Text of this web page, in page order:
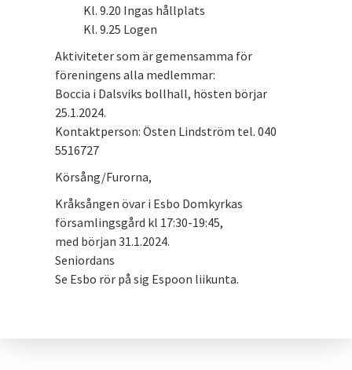
Kl. 9.20 Ingas hållplats
Kl. 9.25 Logen
Aktiviteter som är gemensamma för
föreningens alla medlemmar:
Boccia i Dalsviks bollhall, hösten börjar
25.1.2024.
Kontaktperson: Östen Lindström tel. 040
5516727
Körsång/Furorna,
Kråksången övar i Esbo Domkyrkas
församlingsgård kl 17:30-19:45,
med början 31.1.2024.
Seniordans
Se Esbo rör på sig Espoon liikunta.